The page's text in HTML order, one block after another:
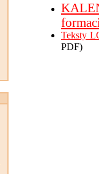
Teksty
PDF)